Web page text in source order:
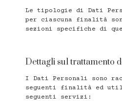
Le tipologie di Dati
per ciascuna finalità
sezioni specifiche di
Dettagli sul trattamento
I Dati Personali sono
seguenti finalità ed
seguenti servizi: